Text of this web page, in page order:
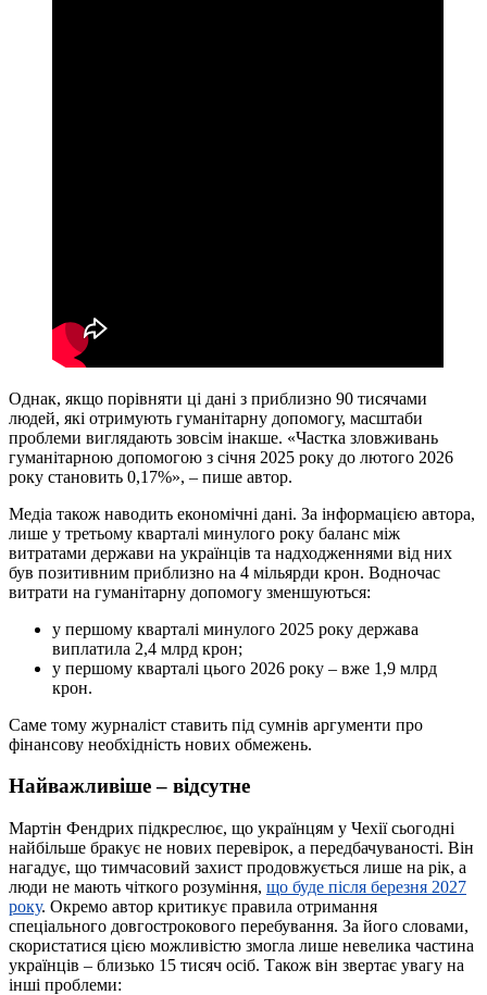
Однак, якщо порівняти ці дані з приблизно 90 тисячами
людей, які отримують гуманітарну допомогу, масштаби
проблеми виглядають зовсім інакше. «Частка зловживань
гуманітарною допомогою з січня 2025 року до лютого 2026
року становить 0,17%», – пише автор.
Медіа також наводить економічні дані. За інформацією автора,
лише у третьому кварталі минулого року баланс між
витратами держави на українців та надходженнями від них
був позитивним приблизно на 4 мільярди крон. Водночас
витрати на гуманітарну допомогу зменшуються:
у першому кварталі минулого 2025 року держава
виплатила 2,4 млрд крон;
у першому кварталі цього 2026 року – вже 1,9 млрд
крон.
Саме тому журналіст ставить під сумнів аргументи про
фінансову необхідність нових обмежень.
Найважливіше – відсутне
Мартін Фендрих підкреслює, що українцям у Чехії сьогодні
найбільше бракує не нових перевірок, а передбачуваності. Він
нагадує, що тимчасовий захист продовжується лише на рік, а
люди не мають чіткого розуміння, що буде після березня 2027
року. Окремо автор критикує правила отримання
спеціального довгострокового перебування. За його словами,
скористатися цією можливістю змогла лише невелика частина
українців – близько 15 тисяч осіб. Також він звертає увагу на
інші проблеми: